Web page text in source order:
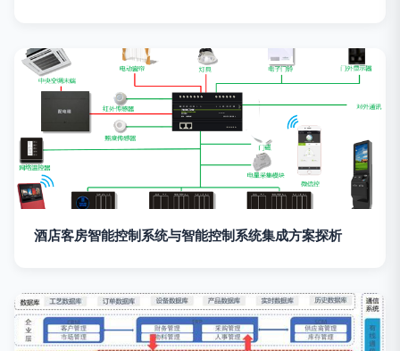
酒店客房智能控制系统与智能控制系统集成方案探析